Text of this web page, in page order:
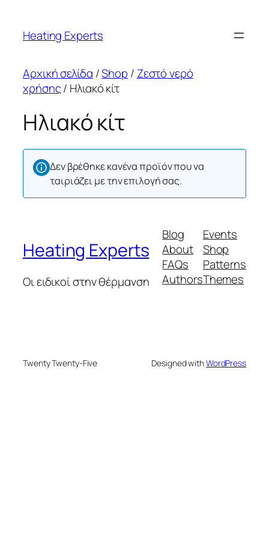
περιεχόμενο
Heating Experts
Αρχική σελίδα /Shop / Ζεστό νερό
χρήσης/ Ηλιακό κίτ
Ηλιακό κίτ
Δεν βρέθηκε κανένα προϊόν που να
ταιριάζει με την επιλογή σας.
Heating Experts
Οι ειδικοί στην θέρμανση
Blog
About
FAQs
Authors
Events
Shop
Patterns
Themes
Twenty Twenty-Five Designed withWordPress